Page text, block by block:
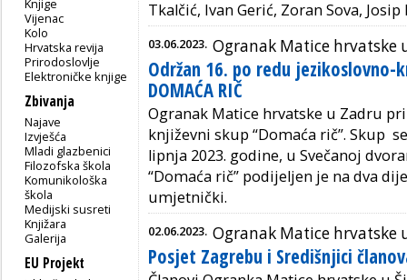
Vijenac
Kolo
Hrvatska revija
Prirodoslovlje
Elektroničke knjige
Zbivanja
Najave
Izvješća
Mladi glazbenici
Filozofska škola
Komunikološka
škola
Medijski susreti
Knjižara
Galerija
EU Projekt
Tkalčić, Ivan Gerić, Zoran Sova,
03.06.2023. Ogranak Matice hrvatske
Održan 16. po redu jezikoslovno-
DOMAĆA RIČ
Ogranak Matice hrvatske u Zadru
književni skup “Domaća rič”. Skup
lipnja 2023. godine, u Svečanoj
“Domaća rič” podijeljen je na dva
umjetnički.
02.06.2023. Ogranak Matice hrvatske
Posjet Zagrebu i Središnjici